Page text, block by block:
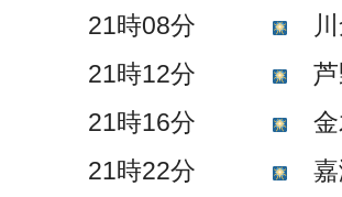
21時08分
21時12分
時16分
時22分